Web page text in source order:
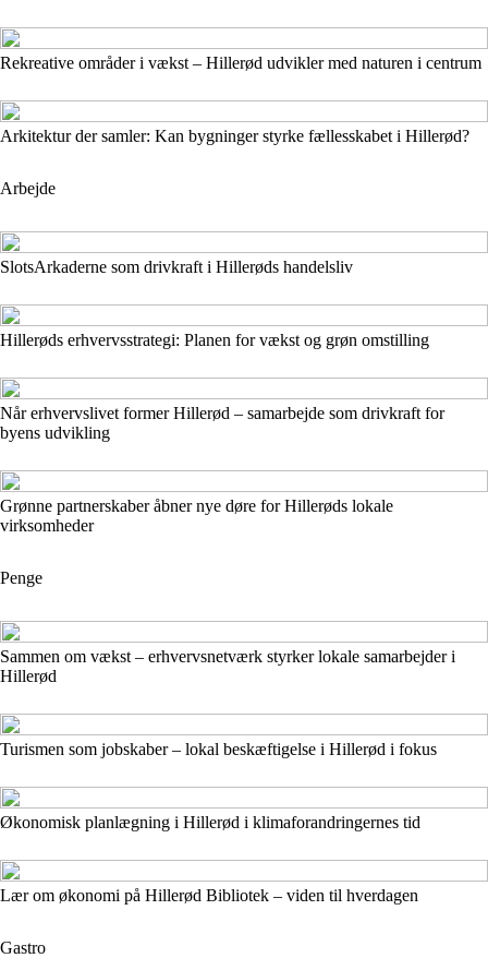
Rekreative områder i vækst – Hillerød udvikler med naturen i centrum
Arkitektur der samler: Kan bygninger styrke fællesskabet i Hillerød?
Arbejde
SlotsArkaderne som drivkraft i Hillerøds handelsliv
Hillerøds erhvervsstrategi: Planen for vækst og grøn omstilling
Når erhvervslivet former Hillerød – samarbejde som drivkraft for
byens udvikling
Grønne partnerskaber åbner nye døre for Hillerøds lokale
virksomheder
Penge
Sammen om vækst – erhvervsnetværk styrker lokale samarbejder i
Hillerød
Turismen som jobskaber – lokal beskæftigelse i Hillerød i fokus
Økonomisk planlægning i Hillerød i klimaforandringernes tid
Lær om økonomi på Hillerød Bibliotek – viden til hverdagen
Gastro